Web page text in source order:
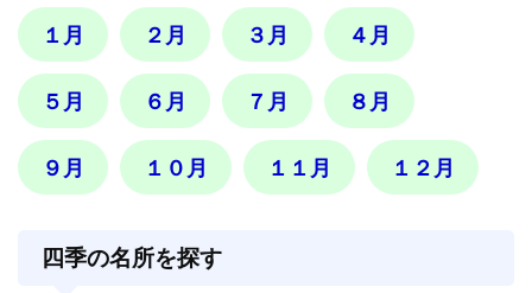
１月 ２月 ３月 ４月
５月 ６月 ７月 ８月
９月 １０月 １１月 １２月
四季の名所を探す